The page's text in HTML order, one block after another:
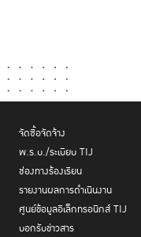
จัดซื้อจัดจ้าง
พ.ร.บ./ระเบียบ TIJ
ช่องทางร้องเรียน
รายงานผลการดำเนินงาน
ศูนย์ข้อมูลอิเล็กทรอนิกส์ TIJ
บอกรับข่าวสาร